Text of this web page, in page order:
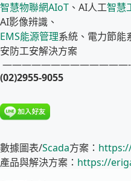
智慧物聯網AIoT 、AI人工智慧
AI影像辨識、
EMS能源管理系統、電力節能
安防工安解決方案
—————————————-
(02)2955-9055
數據圖表/Scada方案：
產品與解決方案： https://